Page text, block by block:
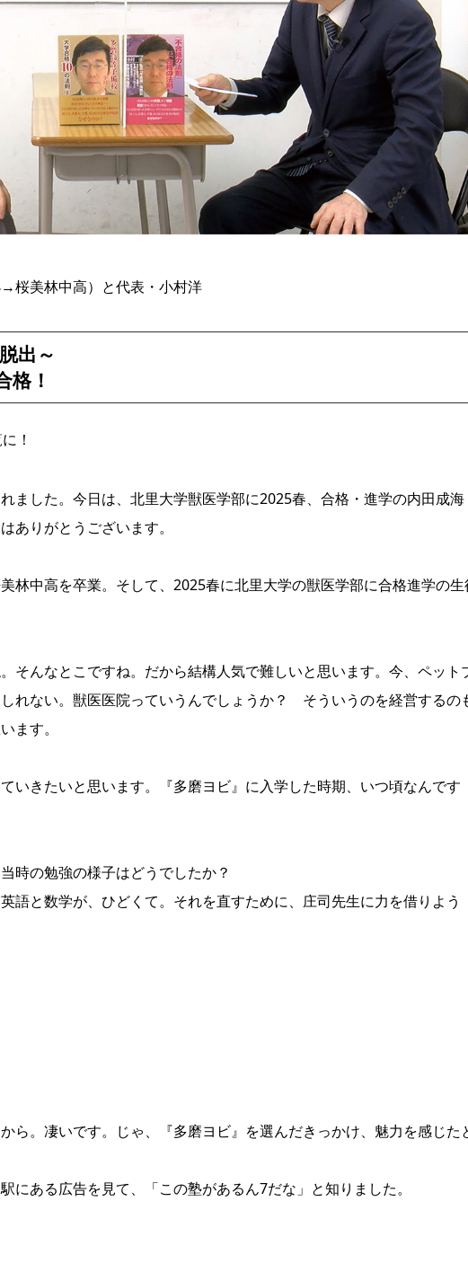
桜美林中高）と代表・小村洋
出～
格！
！
ました。今日は、北里大学獣医学部に2025春、合格・進学の内田成海
ありがとうございます。
林中高を卒業。そして、2025春に北里大学の獣医学部に合格進学の生
そんなとこですね。だから結構人気で難しいと思います。今、ペット
れない。獣医医院っていうんでしょうか？ そういうのを経営するの
ます。
いきたいと思います。『多磨ヨビ』に入学した時期、いつ頃なんです
時の勉強の様子はどうでしたか？
語と数学が、ひどくて。それを直すために、庄司先生に力を借りよう
ら。凄いです。じゃ、『多磨ヨビ』を選んだきっかけ、魅力を感じた
にある広告を見て、「この塾があるん7だな」と知りました。